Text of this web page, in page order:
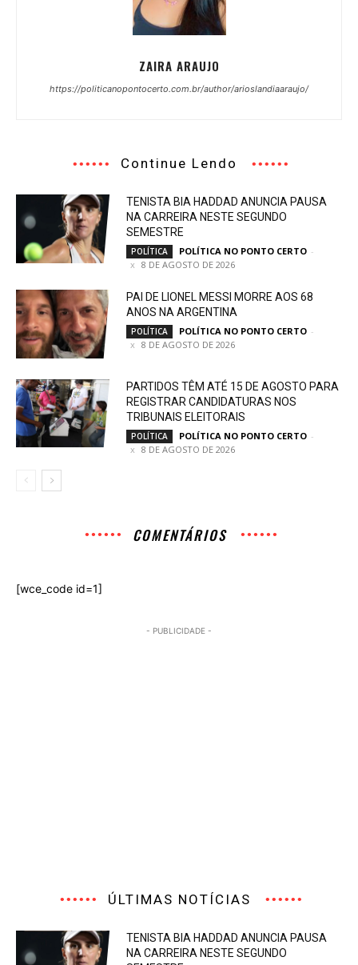
ZAIRA ARAUJO
https://politicanopontocerto.com.br/author/arioslandiaaraujo/
Continue Lendo
TENISTA BIA HADDAD ANUNCIA PAUSA
NA CARREIRA NESTE SEGUNDO
SEMESTRE
POLÍTICA POLÍTICA NO PONTO CERTO -
8 DE AGOSTO DE 2026
PAI DE LIONEL MESSI MORRE AOS 68
ANOS NA ARGENTINA
POLÍTICA POLÍTICA NO PONTO CERTO -
8 DE AGOSTO DE 2026
PARTIDOS TÊM ATÉ 15 DE AGOSTO PARA
REGISTRAR CANDIDATURAS NOS
TRIBUNAIS ELEITORAIS
POLÍTICA POLÍTICA NO PONTO CERTO -
8 DE AGOSTO DE 2026
COMENTÁRIOS
[wce_code id=1]
- PUBLICIDADE -
ÚLTIMAS NOTÍCIAS
TENISTA BIA HADDAD ANUNCIA PAUSA
NA CARREIRA NESTE SEGUNDO